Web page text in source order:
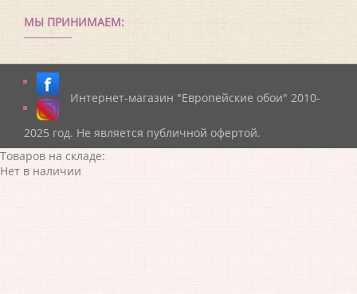
МЫ ПРИНИМАЕМ:
Интернет-магазин "Европейские обои" 2010-
2025 год. Не является публичной офертой.
Товаров на складе:
Нет в наличии